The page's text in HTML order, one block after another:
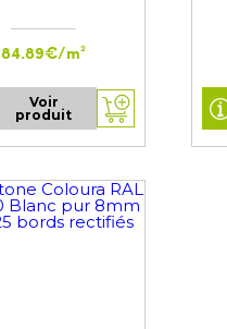
84.89€/m²
Voir
produit